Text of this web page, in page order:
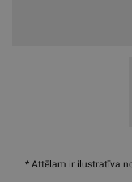
* Attēlam ir ilustratīva